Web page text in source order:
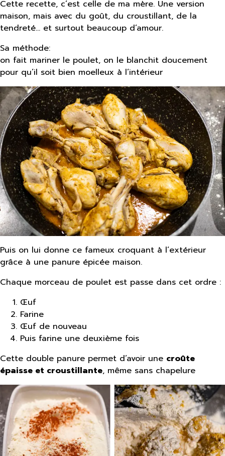
Cette recette, c’est celle de ma mère. Une version
maison, mais avec du goût, du croustillant, de la
tendreté… et surtout beaucoup d’amour.
Sa méthode:
on fait mariner le poulet, on le blanchit doucement
pour qu’il soit bien moelleux à l’intérieur
Puis on lui donne ce fameux croquant à l’extérieur
grâce à une panure épicée maison.
Chaque morceau de poulet est passe dans cet ordre :
Œuf
Farine
Œuf de nouveau
Puis farine une deuxième fois
Cette double panure permet d’avoir une croûte
épaisse et croustillante, même sans chapelure